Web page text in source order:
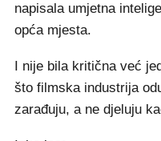
napisala umjetna
opća mjesta.
I nije bila kritična već
što filmska industrija
zarađuju, a ne djeluju